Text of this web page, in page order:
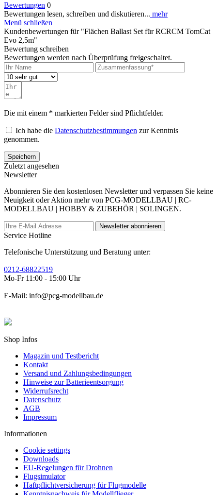
Bewertungen 0
Bewertungen lesen, schreiben und diskutieren... mehr
Menü schließen
Kundenbewertungen für "Flächen Ballast Set für RCRCM TomCat
Evo 2,5m"
Bewertung schreiben
Bewertungen werden nach Überprüfung freigeschaltet.
Die mit einem * markierten Felder sind Pflichtfelder.
Ich habe die Datenschutzbestimmungen zur Kenntnis
genommen.
Speichern
Zuletzt angesehen
Newsletter
Abonnieren Sie den kostenlosen Newsletter und verpassen Sie keine
Neuigkeit oder Aktion mehr von PCG-MODELLBAU | RC-
MODELLBAU | HOBBY & ZUBEHÖR | SOLINGEN.
Newsletter abonnieren
Service Hotline
Telefonische Unterstützung und Beratung unter:
0212-68822519
Mo-Fr 11:00 - 15:00 Uhr
E-Mail: info@pcg-modellbau.de
Shop Infos
Magazin und Testbericht
Kontakt
Versand und Zahlungsbedingungen
Hinweise zur Batterieentsorgung
Widerrufsrecht
Datenschutz
AGB
Impressum
Informationen
Cookie settings
Downloads
EU-Regelungen für Drohnen
Flugsimulator
Haftpflichtversicherung für Flugmodelle